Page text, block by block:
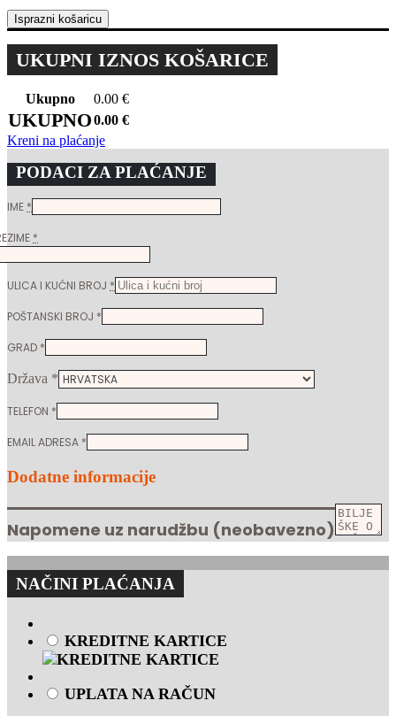
Isprazni košaricu
UKUPNI IZNOS KOŠARICE
Ukupno 0.00 €
UKUPNO0.00 €
Kreni na plaćanje
PODACI ZA PLAĆANJE
IME *
*
ULICA I KUĆNI BROJ *
POŠTANSKI BROJ *
GRAD *
Država *
TELEFON *
EMAIL ADRESA *
Dodatne informacije
Napomene uz narudžbu (neobavezno)
NAČINI PLAĆANJA
KREDITNE KARTICE
UPLATA NA RAČUN